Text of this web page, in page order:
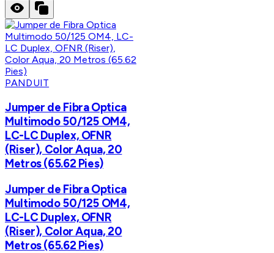
PANDUIT
Jumper de Fibra Optica
Multimodo 50/125 OM4,
LC-LC Duplex, OFNR
(Riser), Color Aqua, 20
Metros (65.62 Pies)
Jumper de Fibra Optica
Multimodo 50/125 OM4,
LC-LC Duplex, OFNR
(Riser), Color Aqua, 20
Metros (65.62 Pies)